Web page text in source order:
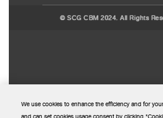
© SCG CBM 2024. All Rights
We use cookies to enhance the efficiency and for